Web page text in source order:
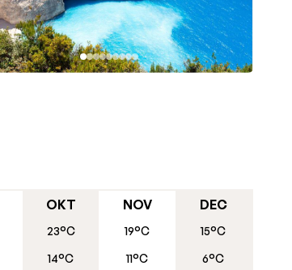
OKT
23°C
14°C
NOV
19°C
11°C
DEC
15°C
6°C